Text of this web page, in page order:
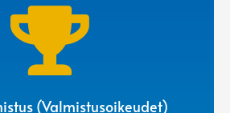

(Valmistusoikeudet)